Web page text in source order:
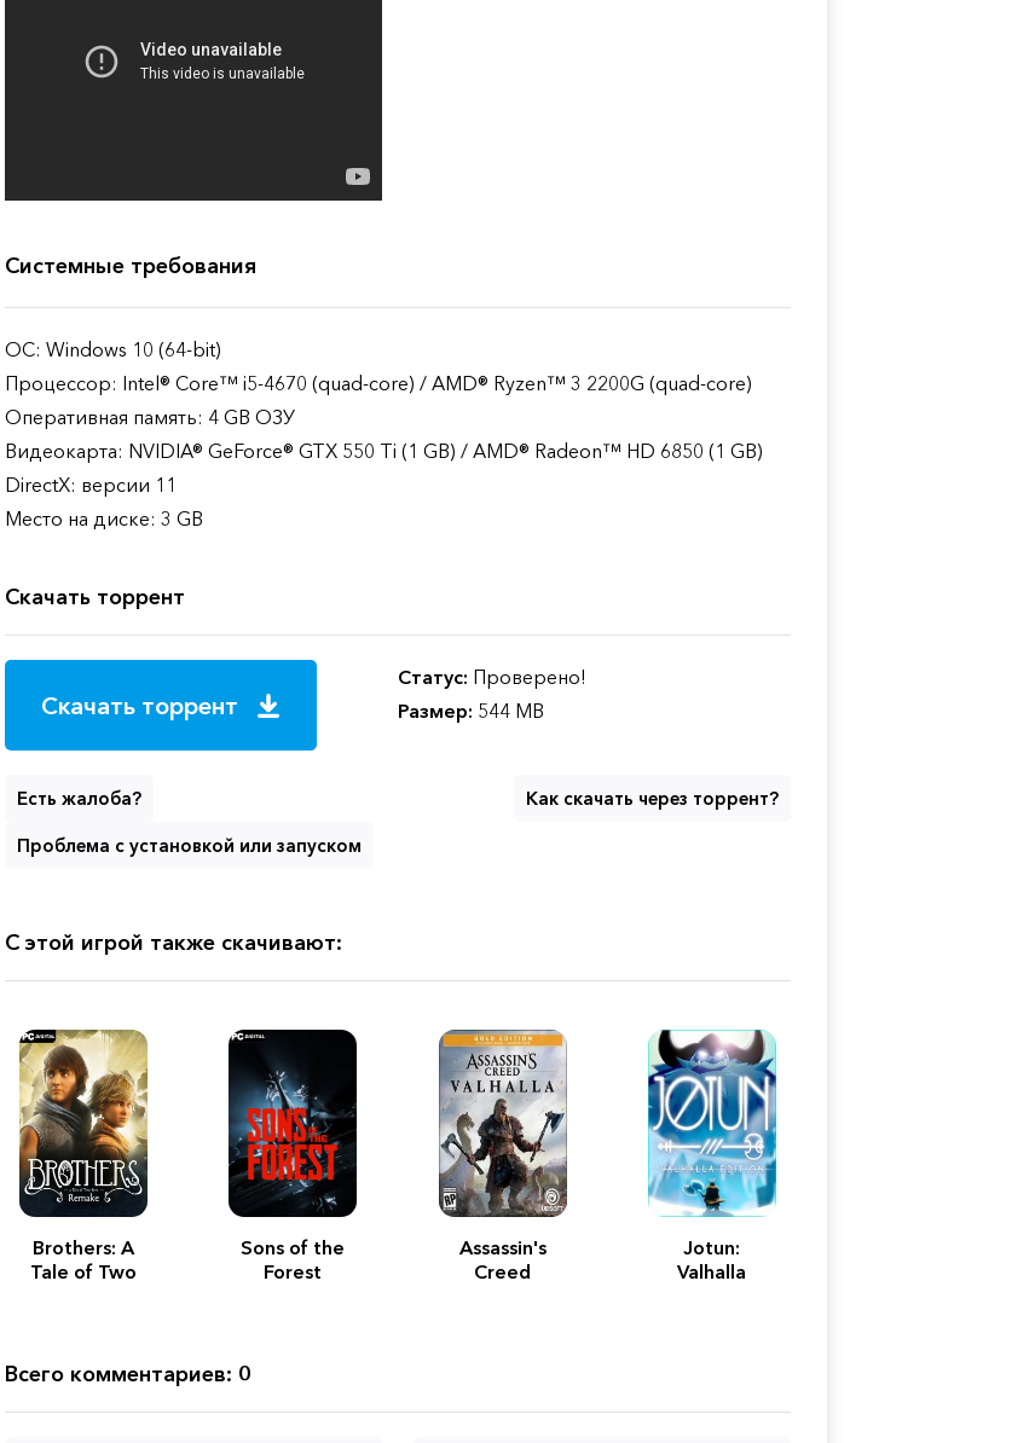
Системные требования
ОС: Windows 10 (64-bit)
Процессор: Intel® Core™ i5-4670 (quad-core) / AMD® Ryzen™ 3 2200G (quad-core)
Оперативная память: 4 GB ОЗУ
Видеокарта: NVIDIA® GeForce® GTX 550 Ti (1 GB) / AMD® Radeon™ HD 6850 (1 GB)
DirectX: версии 11
Место на диске: 3 GB
Скачать торрент
Скачать торрент
Статус: Проверено!
Размер: 544 MB
Есть жалоба? Как скачать через торрент?
Проблема с установкой или запуском
С этой игрой также скачивают:
Brothers: A
Tale of Two
Sons of the
Forest
Assassin's
Creed
Jotun:
Valhalla
Всего комментариев: 0